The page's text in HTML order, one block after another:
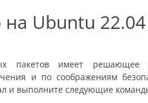
Ubuntu 22.04
пакетов имеет решающее
и по соображениям
и выполните следующие